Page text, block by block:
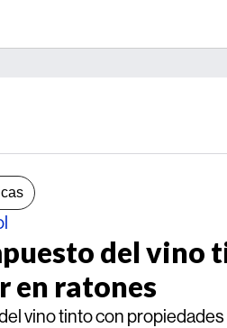
del vino
en ratones
vino tinto con